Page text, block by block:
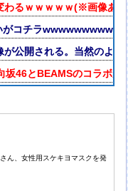
わるｗｗｗｗｗ(※画像あ
がコチラ
が公開される。当然のよ
坂46とBEAMSのコラボが
ん、女性用スケキヨマスクを発